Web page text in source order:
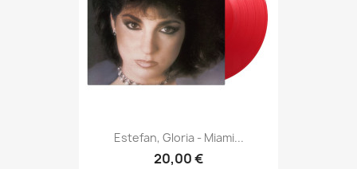
Estefan, Gloria - Miami...
20,00 €